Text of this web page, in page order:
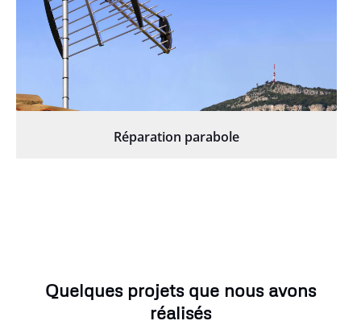
Réparation parabole
Quelques projets que nous avons
réalisés